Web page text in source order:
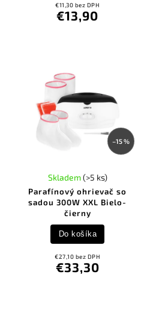
€11,30 bez DPH
€13,90
–15 %
Parafínový ohrievač so
sadou 300W XXL Bielo-
čierny
Skladem(>5 ks)
€27,10 bez DPH
€33,30
Do košíka